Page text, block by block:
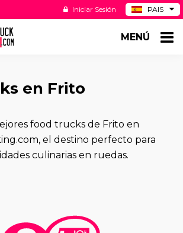
PAIS
DE
Iniciar Sesión
MENÚ
en Frito
food trucks de Frito en
el destino perfecto para
culinarias en ruedas.